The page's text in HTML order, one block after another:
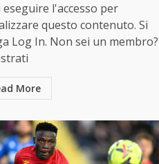
eseguire l'accesso per
questo contenuto. Si
Log In. Non sei un membro?
More